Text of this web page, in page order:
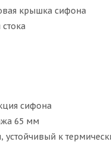
крышка сифона
сифона
65 мм
устойчивый к